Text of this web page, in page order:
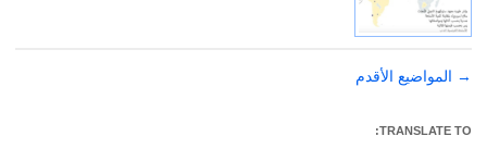
تصفّح
→ المواضيع الأقدم
TRANSLATE TO: